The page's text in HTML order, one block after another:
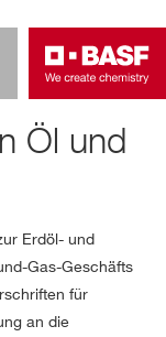
Öl und
Erdöl- und
Gas-Geschäfts
für
an die